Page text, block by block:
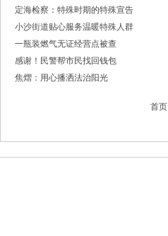
定海检察：特殊时期的特殊宣告
小沙街道贴心服务温暖特殊人群
一瓶装燃气无证经营点被查
感谢！民警帮市民找回钱包
焦熠：用心播洒法治阳光
首页